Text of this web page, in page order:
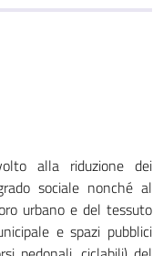
alla riduzione dei
sociale nonché al
urbano e del tessuto
e spazi pubblici